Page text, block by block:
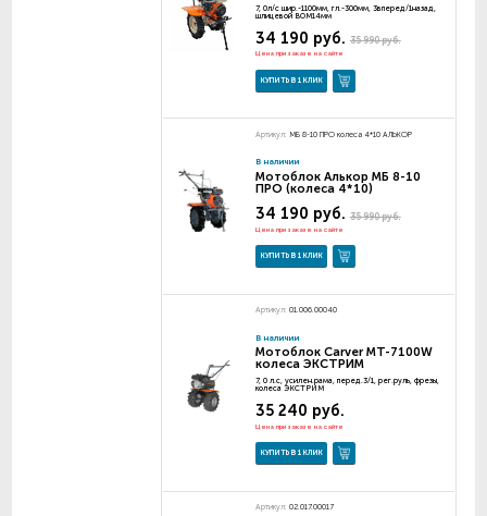
7, 0л/с шир.-1100мм, гл.-300мм, 3вперед/1назад,
шлицевой ВОМ14мм
35 990 руб.
34 190 руб.
Цена при заказе на сайте
КУПИТЬ В 1 КЛИК
Артикул: МБ 8-10 ПРО колеса 4*10 АЛЬКОР
В наличии
Мотоблок Алькор МБ 8-10
ПРО (колеса 4*10)
35 990 руб.
34 190 руб.
Цена при заказе на сайте
КУПИТЬ В 1 КЛИК
Артикул: 01.006.00040
В наличии
Мотоблок Carver МТ-7100W
колеса ЭКСТРИМ
7, 0 л.с, усилен.рама, перед.3/1, рег.руль, фрезы,
колеса ЭКСТРИМ
35 240 руб.
Цена при заказе на сайте
КУПИТЬ В 1 КЛИК
Артикул: 02.017.00017